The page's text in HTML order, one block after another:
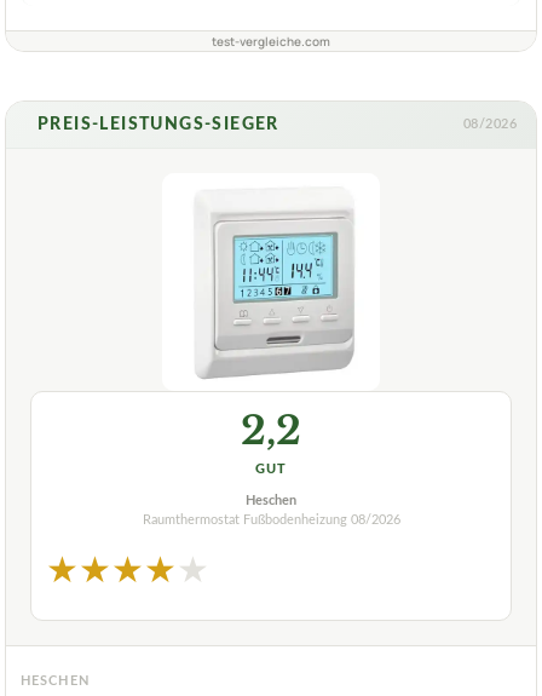
test-vergleiche.com
PREIS-LEISTUNGS-SIEGER 08/2026
2,2
GUT
Heschen
Raumthermostat Fußbodenheizung 08/2026
★★★★★
HESCHEN